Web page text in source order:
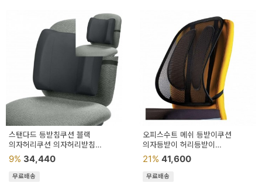
스탠다드 등받침쿠션 블랙
의자허리쿠션 의자허리받침
허리쿠션 사무실허리쿠션
9% 34,440
무료배송
오피스수트 메쉬 등받이쿠션
의자등받이 허리등받이
의자허리쿠션 의자허리받침대
21% 41,600
무료배송